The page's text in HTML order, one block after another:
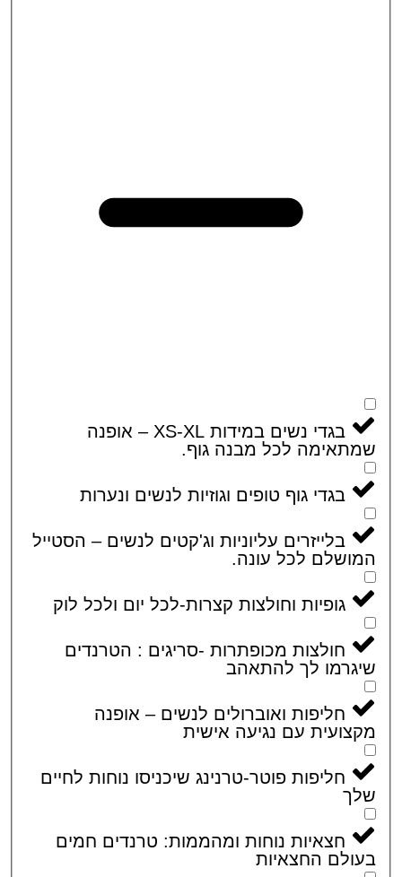
בגדי נשים במידות XS-XL – אופנה
לכל מבנה גוף.
בגדי גוף טופים וגוזיות לנשים ונערות
בלייזרים עליוניות וג'קטים לנשים – הסטייל
לכל עונה.
גופיות וחולצות קצרות-לכל יום ולכל לוק
חולצות מכופתרות -סריגים : הטרנדים
לך להתאהב
חליפות ואוברולים לנשים – אופנה
עם נגיעה אישית
חליפות פוטר-טרנינג שיכניסו נוחות לחיים
חצאיות נוחות ומהממות: טרנדים חמים
החצאיות